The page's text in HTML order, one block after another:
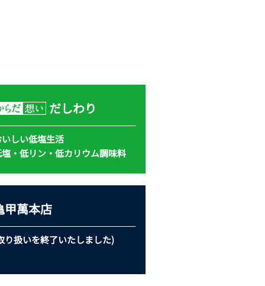
だしわり
しい低塩生活
・低リン・低カリウム調味料
甲萬本店
り扱いを終了いたしました)